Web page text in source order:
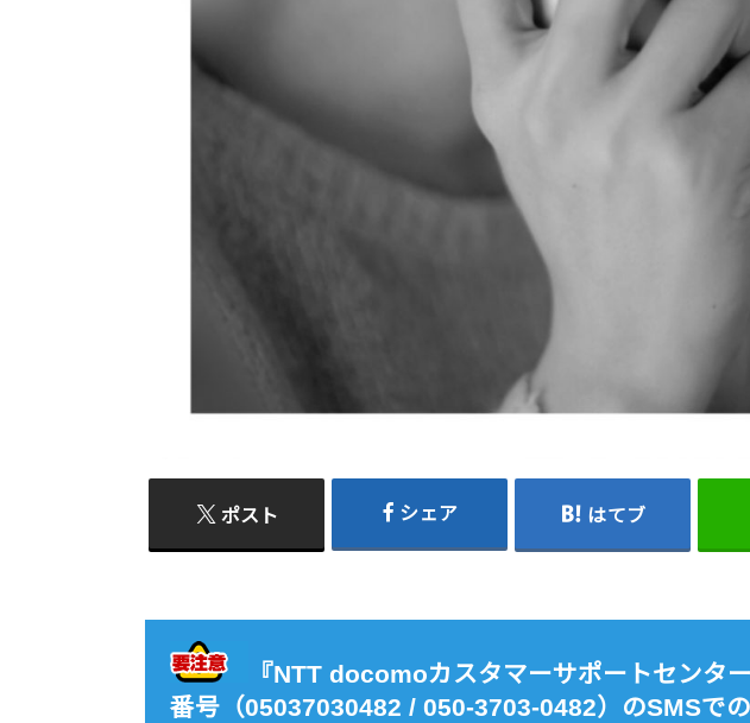
ポスト シェア はてブ
『NTT docomoカスタマーサポートセンタ
番号（05037030482 / 050-3703-0482）のSMSで